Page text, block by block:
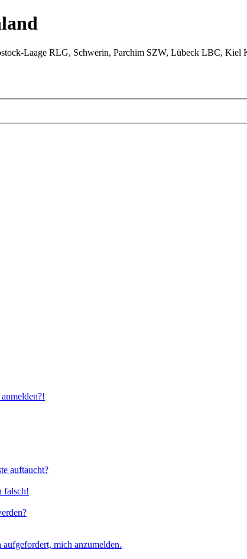
Laage RLG, Schwerin, Parchim SZW, Lübeck LBC, Kiel
auftaucht?
falsch!
mich anzumelden.